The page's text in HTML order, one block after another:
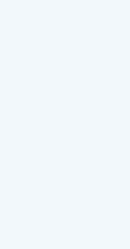
ービスやヘルパーの
、今まで通りご自宅
ひとりにすることが
ショートステイを活
合は、担当のケアマ
身がなんらかの検査
い」という説明を受
ャーに家族の状況を
りや準備がスムーズ
る場合にも、介護申
保険サービスの利用